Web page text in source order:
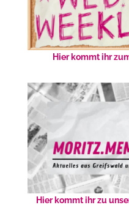
Hier kommt ihr
Hier kommt ihr zu